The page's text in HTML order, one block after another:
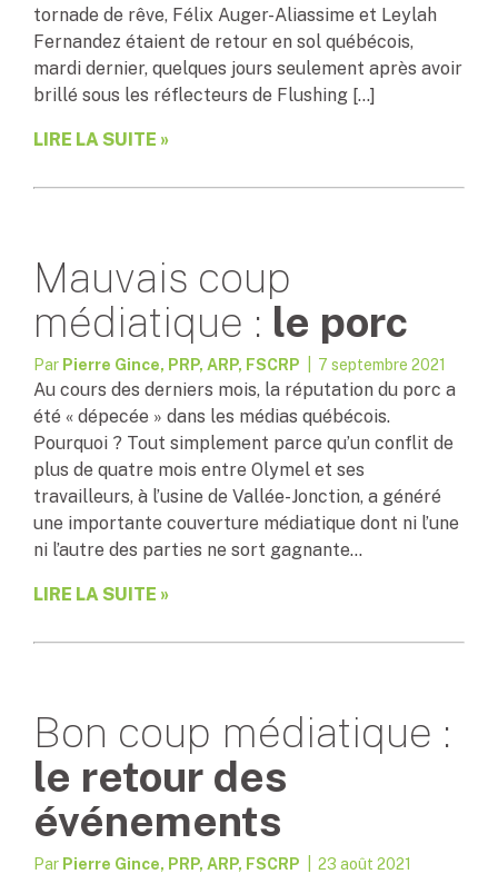
tornade de rêve, Félix Auger-Aliassime et Leylah
Fernandez étaient de retour en sol québécois,
mardi dernier, quelques jours seulement après avoir
brillé sous les réflecteurs de Flushing […]
LIRE LA SUITE »
Mauvais coup
médiatique : le porc
Par Pierre Gince, PRP, ARP, FSCRP | 7 septembre 2021
Au cours des derniers mois, la réputation du porc a
été « dépecée » dans les médias québécois.
Pourquoi ? Tout simplement parce qu’un conflit de
plus de quatre mois entre Olymel et ses
travailleurs, à l’usine de Vallée-Jonction, a généré
une importante couverture médiatique dont ni l’une
ni l’autre des parties ne sort gagnante…
LIRE LA SUITE »
Bon coup médiatique :
le retour des
événements
Par Pierre Gince, PRP, ARP, FSCRP | 23 août 2021